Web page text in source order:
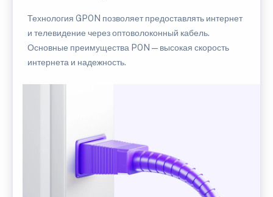
Технология GPON позволяет предоставлять интернет
и телевидение через оптоволоконный кабель.
Основные преимущества PON — высокая скорость
интернета и надежность.